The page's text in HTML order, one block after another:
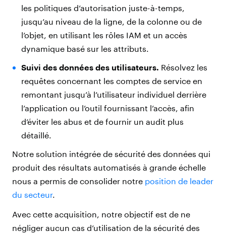
les politiques d’autorisation juste-à-temps,
jusqu’au niveau de la ligne, de la colonne ou de
l’objet, en utilisant les rôles IAM et un accès
dynamique basé sur les attributs.
Suivi des données des utilisateurs. Résolvez les
requêtes concernant les comptes de service en
remontant jusqu’à l’utilisateur individuel derrière
l’application ou l’outil fournissant l’accès, afin
d’éviter les abus et de fournir un audit plus
détaillé.
Notre solution intégrée de sécurité des données qui
produit des résultats automatisés à grande échelle
nous a permis de consolider notre position de leader
du secteur.
Avec cette acquisition, notre objectif est de ne
négliger aucun cas d’utilisation de la sécurité des